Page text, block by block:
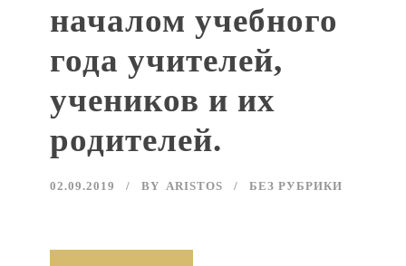
началом учебного
года учителей,
учеников и их
родителей.
02.09.2019 BY ARISTOS БЕЗ РУБРИКИ